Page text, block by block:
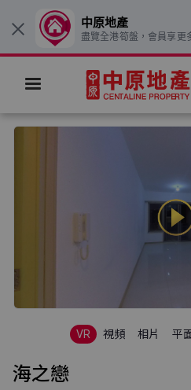
VR 視頻 相片 平
海之戀
× 中原地產
盡覽全港筍盤，會員享更